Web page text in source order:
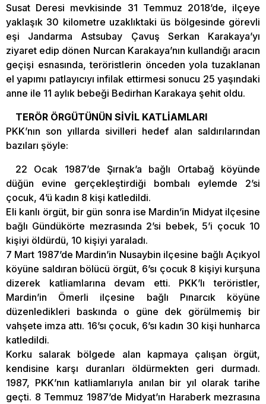
Susat Deresi mevkisinde 31 Temmuz 2018’de, ilçeye
yaklaşık 30 kilometre uzaklıktaki üs bölgesinde görevli
eşi Jandarma Astsubay Çavuş Serkan Karakaya’yı
ziyaret edip dönen Nurcan Karakaya’nın kullandığı aracın
geçişi esnasında, teröristlerin önceden yola tuzaklanan
el yapımı patlayıcıyı infilak ettirmesi sonucu 25 yaşındaki
anne ile 11 aylık bebeği Bedirhan Karakaya şehit oldu.
TERÖR ÖRGÜTÜNÜN SİVİL KATLİAMLARI
PKK’nın son yıllarda sivilleri hedef alan saldırılarından
bazıları şöyle:
22 Ocak 1987’de Şırnak’a bağlı Ortabağ köyünde
düğün evine gerçekleştirdiği bombalı eylemde 2’si
çocuk, 4’ü kadın 8 kişi katledildi.
Eli kanlı örgüt, bir gün sonra ise Mardin’in Midyat ilçesine
bağlı Gündükörte mezrasında 2’si bebek, 5’i çocuk 10
kişiyi öldürdü, 10 kişiyi yaraladı.
7 Mart 1987’de Mardin’in Nusaybin ilçesine bağlı Açıkyol
köyüne saldıran bölücü örgüt, 6’sı çocuk 8 kişiyi kurşuna
dizerek katliamlarına devam etti. PKK’lı teröristler,
Mardin’in Ömerli ilçesine bağlı Pınarcık köyüne
düzenledikleri baskında o güne dek görülmemiş bir
vahşete imza attı. 16’sı çocuk, 6’sı kadın 30 kişi hunharca
katledildi.
Korku salarak bölgede alan kapmaya çalışan örgüt,
kendisine karşı duranları öldürmekten geri durmadı.
1987, PKK’nın katliamlarıyla anılan bir yıl olarak tarihe
geçti. 8 Temmuz 1987’de Midyat’ın Haraberk mezrasına